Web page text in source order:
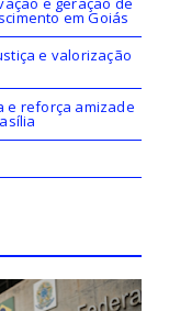
em Goiás
e valorização
e reforça amizade